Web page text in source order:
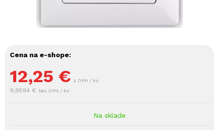
Cena na e-shope:
12,25 € s DPH / ks
9,9594 € bez DPH / ks
Na sklade